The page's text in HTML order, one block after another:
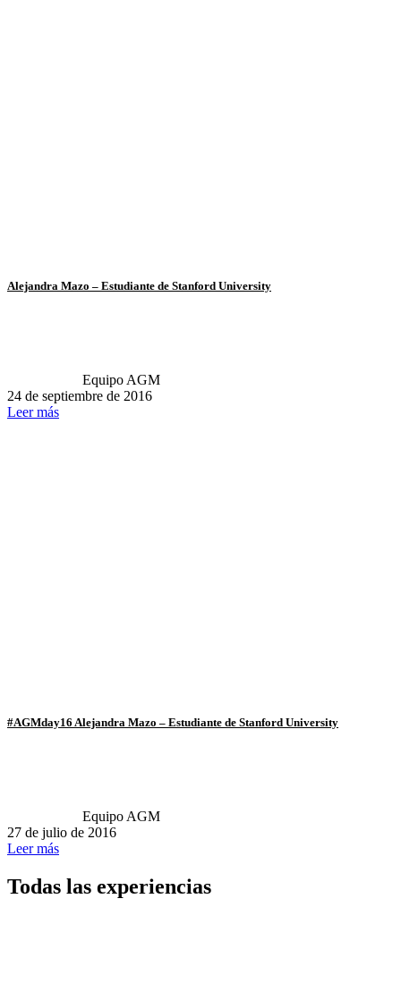
Alejandra Mazo – Estudiante de Stanford University
Equipo AGM
24 de septiembre de 2016
Leer más
#AGMday16 Alejandra Mazo – Estudiante de Stanford University
Equipo AGM
27 de julio de 2016
Leer más
Todas las experiencias